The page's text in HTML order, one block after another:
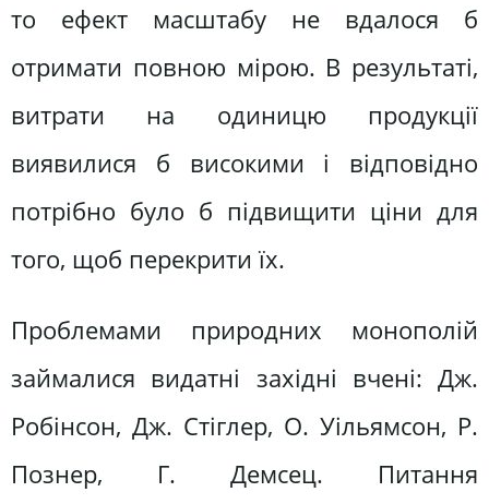
то ефект масштабу не вдалося б
отримати повною мірою. В результаті,
витрати на одиницю продукції
виявилися б високими і відповідно
потрібно було б підвищити ціни для
того, щоб перекрити їх.
Проблемами природних монополій
займалися видатні західні вчені: Дж.
Робінсон, Дж. Стіглер, О. Уільямсон, Р.
Познер, Г. Демсец. Питання